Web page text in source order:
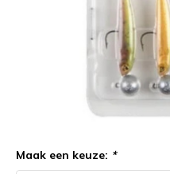
Maak een keuze: *